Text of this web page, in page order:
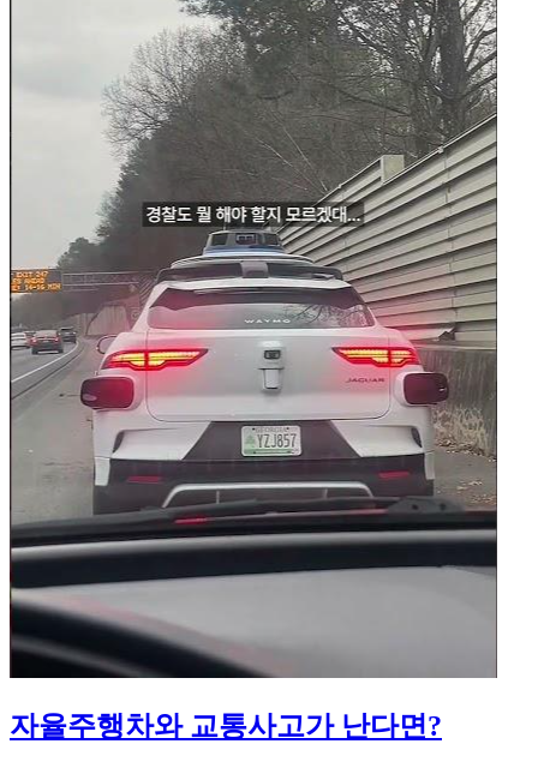
자율주행차와 교통사고가 난다면?